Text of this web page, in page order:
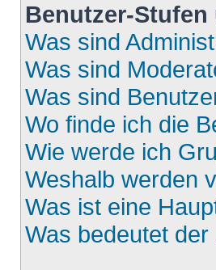
Benutzer-
Was sind
Was sind
Was sind
Wo finde ich die
Wie werde ich
Weshalb werden
Was ist eine
Was bedeutet der